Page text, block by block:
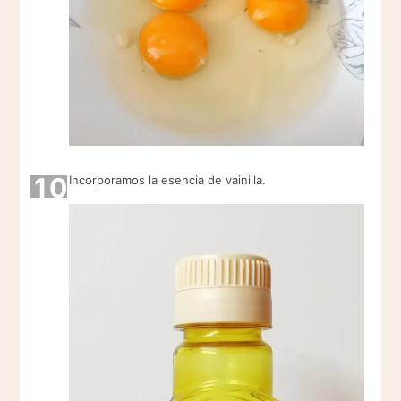
10 Incorporamos la esencia de vainilla.